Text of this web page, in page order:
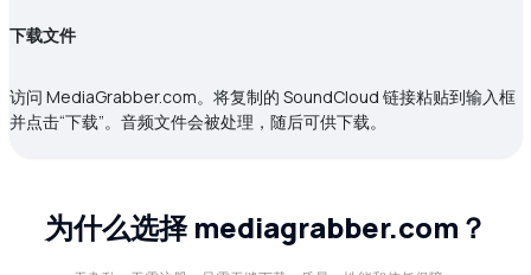
下载文件
访问 MediaGrabber.com。将复制的 SoundCloud 链接粘贴到输入框
并点击“下载”。音频文件会被处理，随后可供下载。
为什么选择 mediagrabber.com？